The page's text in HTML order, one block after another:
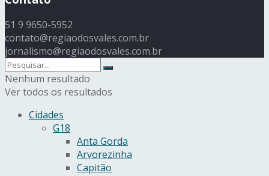
51 9 9650-5952
contato@regiaodosvales.com.br
jornalismo@regiaodosvales.com.br
Nenhum resultado
Ver todos os resultados
Cidades
G18
Anta Gorda
Arvorezinha
Capitão